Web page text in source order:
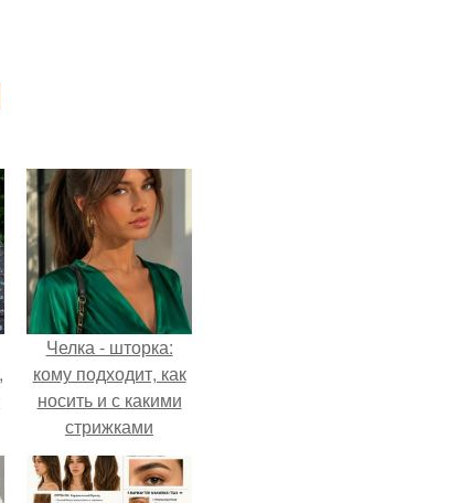
Челка - шторка:
кому подходит, как
носить и с какими
стрижками
сочетать.